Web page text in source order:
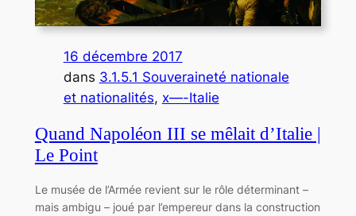
16 décembre 2017
dans 3.1.5.1 Souveraineté nationale
et nationalités, x—-Italie
Quand Napoléon III se mêlait d’Italie |
Le Point
Le musée de l’Armée revient sur le rôle déterminant –
mais ambigu – joué par l’empereur dans la construction